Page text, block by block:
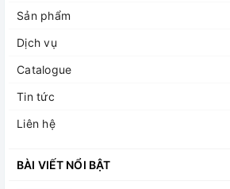
Sản phẩm
Dịch vụ
Catalogue
Tin tức
Liên hệ
BÀI VIẾT NỔI BẬT